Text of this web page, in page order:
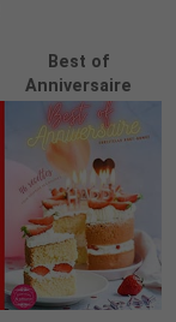
Best of
Anniversaire